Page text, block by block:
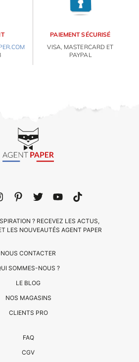
PAIEMENT SÉCURISÉ
VISA, MASTERCARD ET
PAYPAL
NOUS CONTACTER
SOMMES-NOUS ?
LE BLOG
NOS MAGASINS
CLIENTS PRO
FAQ
CGV
? RECEVEZ LES ACTUS,
LES NOUVEAUTÉS AGENT PAPER